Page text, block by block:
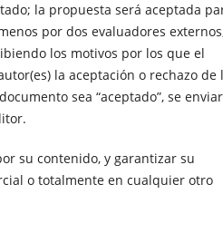
la propuesta será aceptada
por dos evaluadores
los motivos por los que el
la aceptación o rechazo de
sea “aceptado”, se
su contenido, y garantizar su
o totalmente en cualquier otro